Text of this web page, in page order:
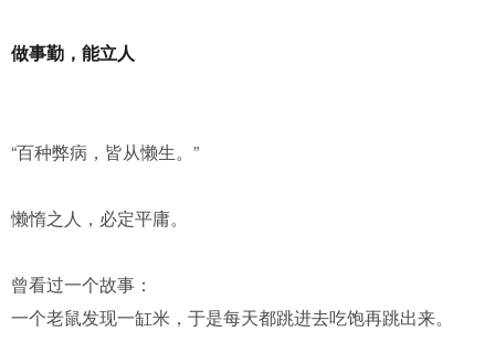
做事勤，能立人
“百种弊病，皆从懒生。”
懒惰之人，必定平庸。
曾看过一个故事：
一个老鼠发现一缸米，于是每天都跳进去吃饱再跳出来。